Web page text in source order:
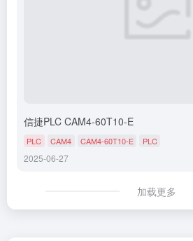
信捷PLC CAM4-60T10-E
PLC CAM4 CAM4-60T10-E PLC
2025-06-27
加载更多